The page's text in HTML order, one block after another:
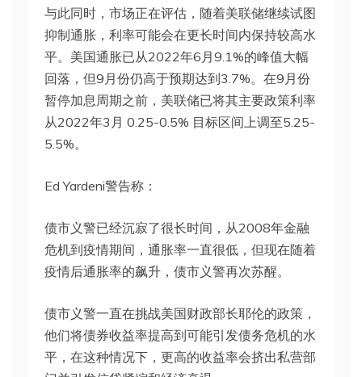
与此同时，市场正在评估，随着美联储继续试图
抑制通胀，利率可能会在更长时间内保持较高水
平。美国通胀已从2022年6月9.1%的峰值大幅
回落，但9月份仍高于预期达到3.7%。在9月份
暂停加息周期之前，美联储已将其主要政策利率
从2022年3月 0.25-0.5% 目标区间上调至5.25-
5.5%。
Ed Yardeni警告称：
债市义警已经沉寂了很长时间，从2008年金融
危机到疫情期间，通胀率一直很低，但现在随着
疫情后通胀率的飙升，债市义警再次苏醒。
债市义警一直在挑战美国财政部长耶伦的政策，
他们将债券收益率提高到可能引发债务危机的水
平，在这种情况下，更高的收益率会挤出私营部